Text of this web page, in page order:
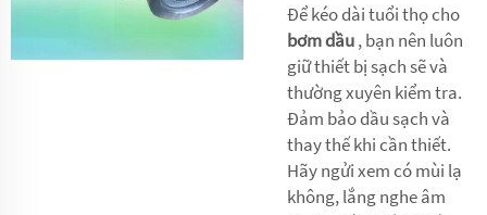
Để kéo dài tuổi thọ cho
bơm dầu, bạn nên luôn
giữ thiết bị sạch sẽ và
thường xuyên kiểm tra.
Đảm bảo dầu sạch và
thay thế khi cần thiết.
Hãy ngửi xem có mùi lạ
không, lắng nghe âm